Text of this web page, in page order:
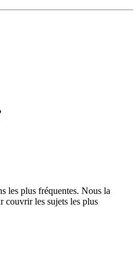
les plus fréquentes. Nous la
couvrir les sujets les plus